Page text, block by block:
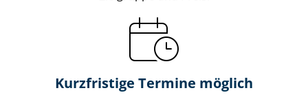
Kurzfristige Termine möglich